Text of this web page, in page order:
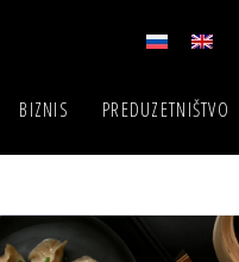
BIZNIS PREDUZETNIŠTVO